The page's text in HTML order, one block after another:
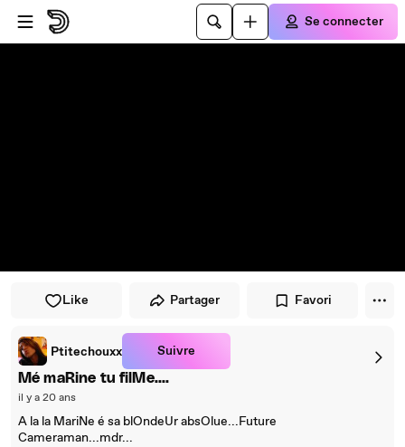
Passer au player
Passer au contenu principal
Se connecter
Like Partager Favori
Ptitechouxx Suivre
Mé maRine tu filMe....
il y a 20 ans
A la la MariNe é sa blOndeUr absOlue...Future
Cameraman...mdr...